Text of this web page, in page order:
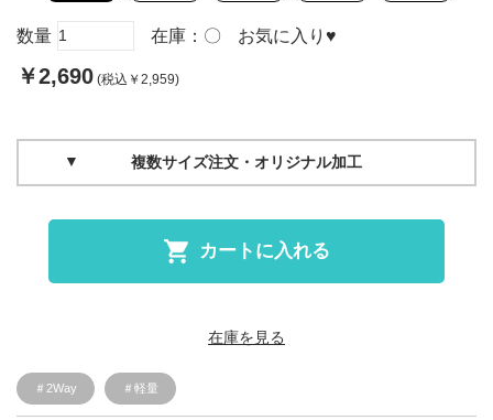
数量 在庫： 〇 お気に入り ♥
￥2,690 (税込￥2,959)
複数サイズ注文・オリジナル加工
カートに入れる
在庫を見る
＃2Way ＃軽量